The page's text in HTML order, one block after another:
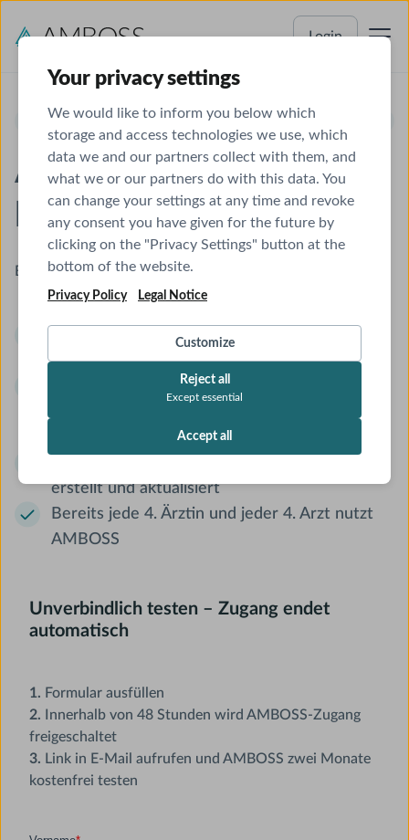
Your privacy settings
We would like to inform you below which
storage and access technologies we use, which
data we and our partners collect with them, and
what we or our partners do with this data. You
can change your settings at any time and revoke
any consent you have given for the future by
clicking on the "Privacy Settings" button at the
bottom of the website.
Privacy Policy Legal Notice
Customize
Reject all
Except essential
Accept all
Login
KONGRESSVORTEIL
AMBOSS 2 Monate
kostenfrei
Behandlungsentscheidungen jederzeit absichern
Fachgebietsübergreifendes Wissen – aktuell,
präzise, leitliniengerecht
Konkrete Diagnostik- und
Arzneimitteldatenbank
erstellt und aktualisiert
Bereits jede 4. Ärztin und jeder 4. Arzt nutzt
AMBOSS
Unverbindlich testen – Zugang endet
automatisch
1. Formular ausfüllen
2.
Innerhalb von 48 Stunden wird AMBOSS-Zugang
freigeschaltet
3. Link in E-Mail aufrufen und AMBOSS zwei Monate
kostenfrei testen